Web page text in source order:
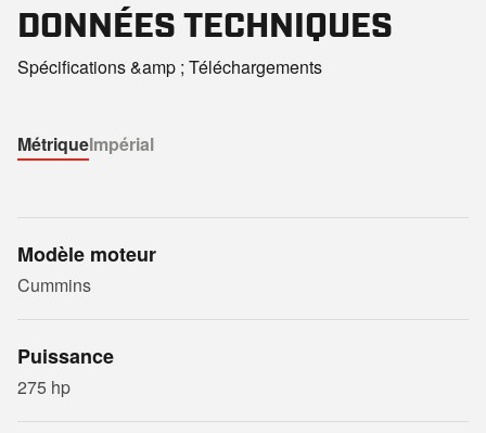
DONNÉES TECHNIQUES
Spécifications &amp ; Téléchargements
MétriqueImpérial
Modèle moteur
Cummins
Puissance
275 hp